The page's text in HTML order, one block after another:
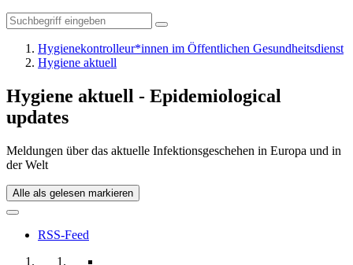
Hygienekontrolleur*innen im Öffentlichen Gesundheitsdienst
Hygiene aktuell
Hygiene aktuell - Epidemiological
updates
Meldungen über das aktuelle Infektionsgeschehen in Europa und in
der Welt
Alle als gelesen markieren
RSS-Feed